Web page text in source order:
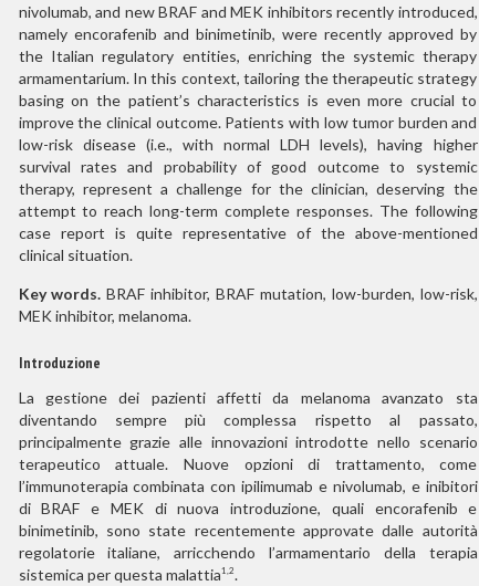
nivolumab, and new BRAF and MEK inhibitors recently introduced,
namely encorafenib and binimetinib, were recently approved by
the Italian regulatory entities, enriching the systemic therapy
armamentarium. In this context, tailoring the therapeutic strategy
basing on the patient’s characteristics is even more crucial to
improve the clinical outcome. Patients with low tumor burden and
low-risk disease (i.e., with normal LDH levels), having higher
survival rates and probability of good outcome to systemic
therapy, represent a challenge for the clinician, deserving the
attempt to reach long-term complete responses. The following
case report is quite representative of the above-mentioned
clinical situation.
Key words.BRAF inhibitor, BRAF mutation, low-burden, low-risk,
MEK inhibitor, melanoma.
Introduzione
La gestione dei pazienti affetti da melanoma avanzato sta
diventando sempre più complessa rispetto al passato,
principalmente grazie alle innovazioni introdotte nello scenario
terapeutico attuale. Nuove opzioni di trattamento, come
l’immunoterapia combinata con ipilimumab e nivolumab, e inibitori
di BRAF e MEK di nuova introduzione, quali encorafenib e
binimetinib, sono state recentemente approvate dalle autorità
regolatorie italiane, arricchendo l’armamentario della terapia
sistemica per questa malattia1,2.